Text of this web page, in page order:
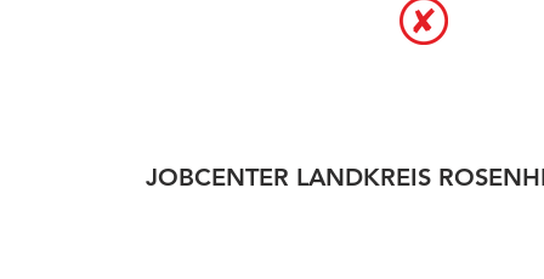
JOBCENTER LANDKREIS